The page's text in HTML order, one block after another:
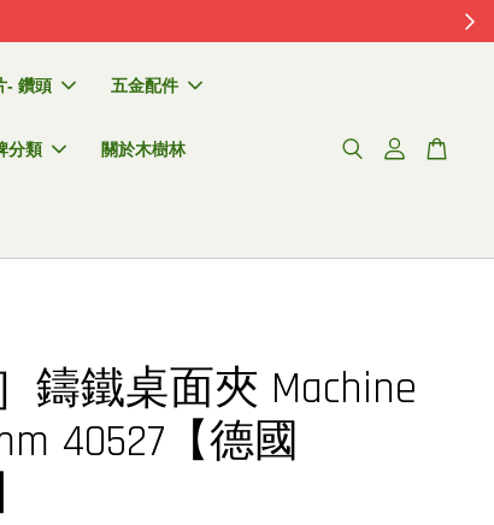
- 鑽頭 五金配件
分類 關於木樹林
鑄鐵桌面夾 Machine
40527【德國